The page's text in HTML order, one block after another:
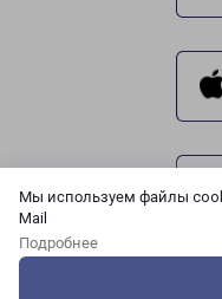
Мы используем файлы
Mail
Подробнее